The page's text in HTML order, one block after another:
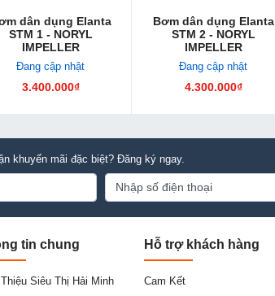
dân dụng Elanta
STM 1 - NORYL
IMPELLER
Đang cập nhật
3.400.000₫
Bơm dân dụng Elanta
STM 2 - NORYL
IMPELLER
Đang cập nhật
4.300.000₫
khuyến mãi đặc biệt? Đăng ký ngay.
tin chung
Siêu Thị Hải Minh
Hỗ trợ khách hàng
Cam Kết